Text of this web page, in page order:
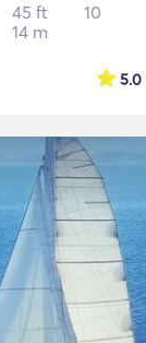
45 ft
14 m
10
5.0